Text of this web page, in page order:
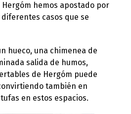
Hergóm hemos apostado por
casos que se
hueco, una chimenea de
salida de humos,
de Hergóm puede
también en
en estos espacios.